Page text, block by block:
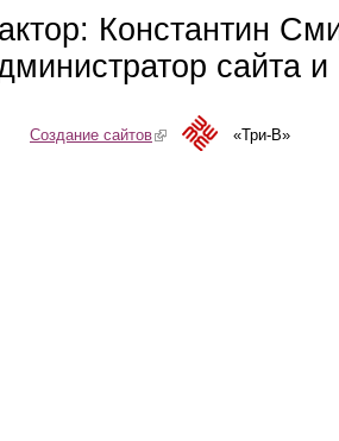
Константин
сайта
Создание сайтов(link is external)«Три-В»